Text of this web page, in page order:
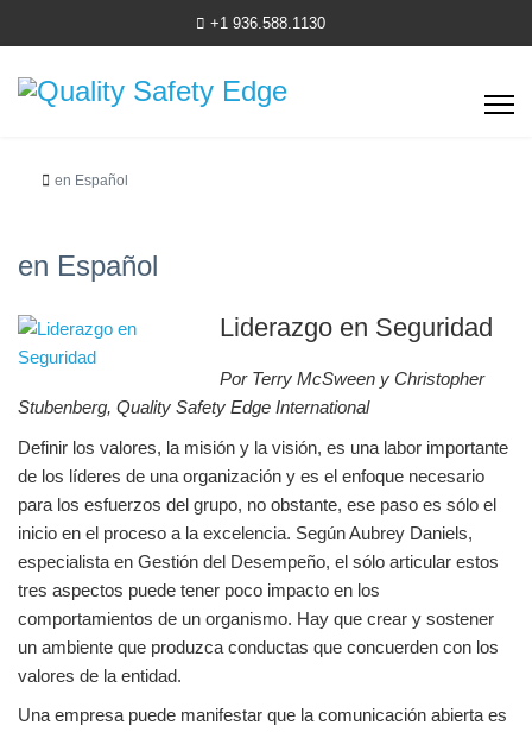
+1 936.588.1130
en Español
en Español
Liderazgo en Seguridad
Por Terry McSween y Christopher
Stubenberg, Quality Safety Edge International
Definir los valores, la misión y la visión, es una labor importante
de los líderes de una organización y es el enfoque necesario
para los esfuerzos del grupo, no obstante, ese paso es sólo el
inicio en el proceso a la excelencia. Según Aubrey Daniels,
especialista en Gestión del Desempeño, el sólo articular estos
tres aspectos puede tener poco impacto en los
comportamientos de un organismo. Hay que crear y sostener
un ambiente que produzca conductas que concuerden con los
valores de la entidad.
Una empresa puede manifestar que la comunicación abierta es